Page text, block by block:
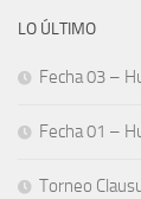
LO ÚLTIMO
Fecha 03 –
Fecha 01 –
Torneo